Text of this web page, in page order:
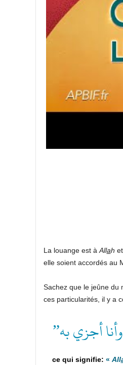
La louange est à Allah
elle soient accordés au
Sachez que le jeûne du
ces particularités, il y a
أجزي به”
« All